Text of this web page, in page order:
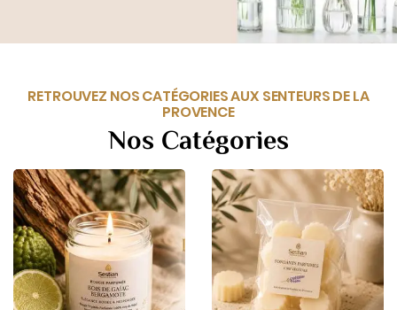
RETROUVEZ NOS CATÉGORIES AUX SENTEURS DE LA
PROVENCE
Nos Catégories